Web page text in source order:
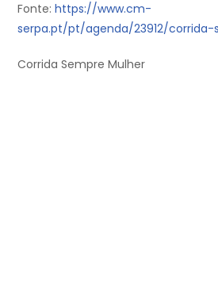
Fonte: https://www.cm-
serpa.pt/pt/agenda/23912/corrida-
Corrida Sempre Mulher